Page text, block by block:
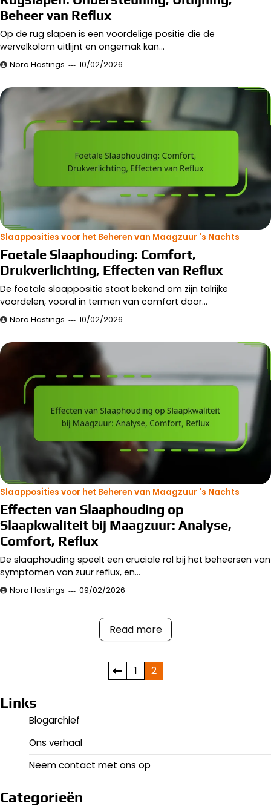
Beheer van Reflux
Op de rug slapen is een voordelige positie die de
wervelkolom uitlijnt en ongemak kan…
Nora Hastings 10/02/2026
Slaapposities voor het Beheren van Maagzuur 's Nachts
Foetale Slaaphouding: Comfort,
Drukverlichting, Effecten van Reflux
De foetale slaappositie staat bekend om zijn talrijke
voordelen, vooral in termen van comfort door…
Nora Hastings 10/02/2026
Slaapposities voor het Beheren van Maagzuur 's Nachts
Effecten van Slaaphouding op
Slaapkwaliteit bij Maagzuur: Analyse,
Comfort, Reflux
De slaaphouding speelt een cruciale rol bij het beheersen van
symptomen van zuur reflux, en…
Nora Hastings 09/02/2026
Read more
pagination
1 2
Links
Blogarchief
Ons verhaal
Neem contact met ons op
Categorieën